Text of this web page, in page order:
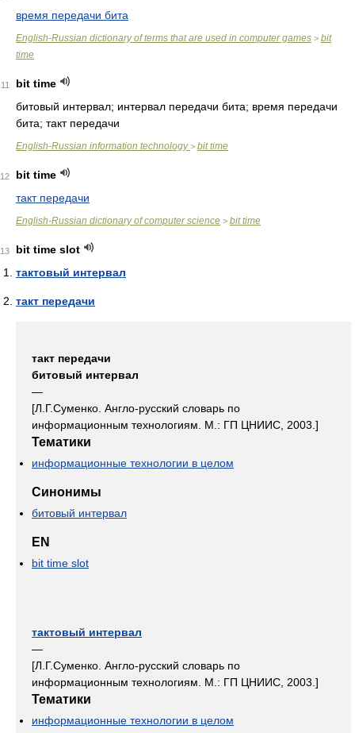
время передачи бита
English-Russian dictionary of terms that are used in computer games > bit
time
11
bit time
битовый интервал; интервал передачи бита; время передачи
бита; такт передачи
English-Russian information technology> bit time
12
bit time
такт передачи
English-Russian dictionary of computer science > bit time
13
bit time slot
тактовый интервал
такт передачи
такт передачи
битовый интервал
—
[Л.Г.Суменко. Англо-русский словарь по
информационным технологиям. М.: ГП ЦНИИС, 2003.]
Тематики
информационные технологии в целом
Синонимы
битовый интервал
EN
bit time slot
тактовый интервал
—
[Л.Г.Суменко. Англо-русский словарь по
информационным технологиям. М.: ГП ЦНИИС, 2003.]
Тематики
информационные технологии в целом